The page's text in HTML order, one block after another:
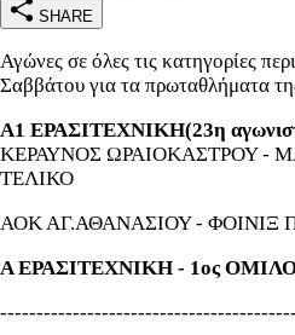
SHARE
Αγώνες σε όλες τις κατηγορίες
Σαββάτου για τα πρωταθλήματα
Α1 ΕΡΑΣΙΤΕΧΝΙΚΗ(23η
ΚΕΡΑΥΝΟΣ ΩΡΑΙΟΚΑΣΤΡΟΥ -
ΤΕΛΙΚΟ
ΑΟΚ ΑΓ.ΑΘΑΝΑΣΙΟΥ - ΦΟΙΝΙΞ
Α ΕΡΑΣΙΤΕΧΝΙΚΗ - 1ος
-----------------------------------------